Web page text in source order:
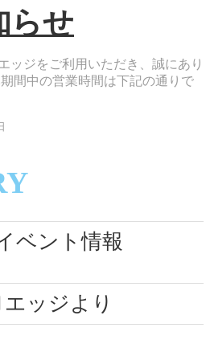
らせ
ッジをご利用いただき、誠にあり
間中の営業時間は下記の通りで
ベント情報
エッジより